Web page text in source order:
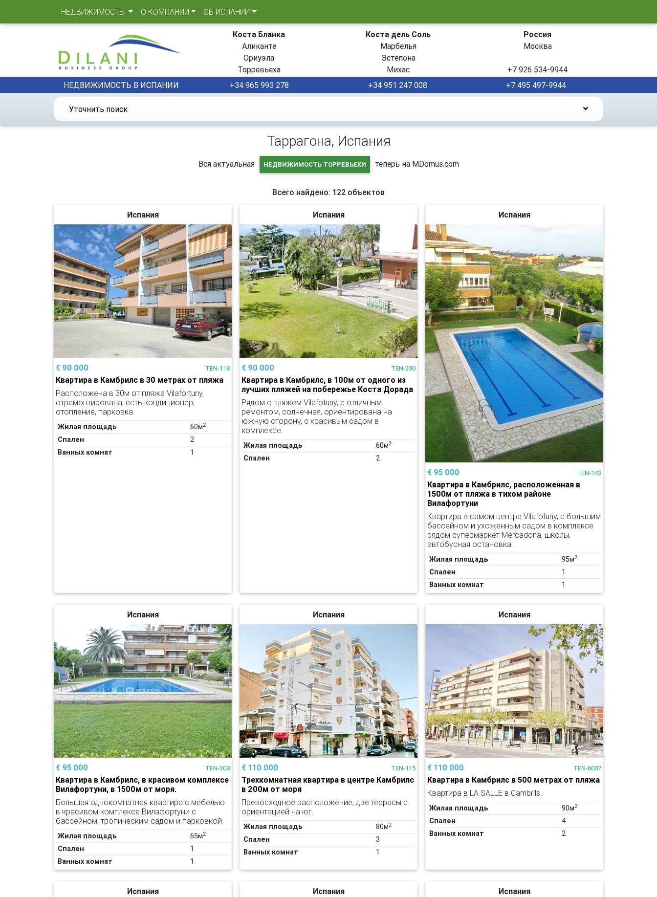
НЕДВИЖИМОСТЬ (CURRENT)
О КОМПАНИИ ОБ ИСПАНИИ
Коста Бланка
Аликанте
Ориуэла
Торревьеха
Коста дель Соль
Марбелья
Эстепона
Михас
Россия
Москва
+7 926 534-9944
НЕДВИЖИМОСТЬ В ИСПАНИИ
+34 965 993 278 +34 951 247 008 +7 495 497-9944
Уточнить поиск
Таррагона, Испания
Вся актуальная НЕДВИЖИМОСТЬ ТОРРЕВЬЕХИ теперь на MDomus.com
Всего найдено: 122 объектов
Испания
€ 90 000 TEN-118
Квартира в Камбрилс в 30 метрах от пляжа
Расположена в 30м от пляжа Vilafortuny,
отремонтирована, есть кондиционер,
отопление, парковка.
Жилая площадь 60м2
Спален
2
Ванных комнат
1
Испания
€ 90 000 TEN-290
Квартира в Камбрилс, в 100м от одного из
лучших пляжей на побережье Коста Дорада
Рядом с пляжем Vilafotuny, с отличным
ремонтом, солнечная, ориентирована на
южную сторону, с красивым садом в
комплексе.
Жилая площадь 60м2
Спален 2
Испания
€ 95 000 TEN-143
Квартира в Камбрилс, расположенная в
1500м от пляжа в тихом районе
Вилафортуни
Квартира в самом центре Vilafotuny, с большим
бассейном и ухоженным садом в комплексе
рядом супермаркет Mercadona, школы,
автобусная остановка.
Жилая площадь 95м2
Спален
1
Ванных комнат
1
Испания
€ 95 000 TEN-308
Квартира в Камбрилс, в красивом комплексе
Вилафортуни, в 1500м от моря.
Большая однокомнатная квартира с мебелью
в красивом комплексе Вилафортуни с
бассейном, тропическим садом и парковкой.
Жилая площадь 65м2
Спален
1
Ванных комнат
1
Испания
€ 110 000 TEN-115
Трехкомнатная квартира в центре Камбрилс
в 200м от моря
Превосходное расположение, две террасы с
ориентацией на юг.
Жилая площадь 80м2
Спален
3
Ванных комнат
1
Испания
€ 110 000 TEN-6007
Квартира в Камбрилс в 500 метрах от пляжа
Квартира в LA SALLE в Cambrils.
Жилая площадь 90м2
Спален
4
Ванных комнат
2
Испания Испания Испания